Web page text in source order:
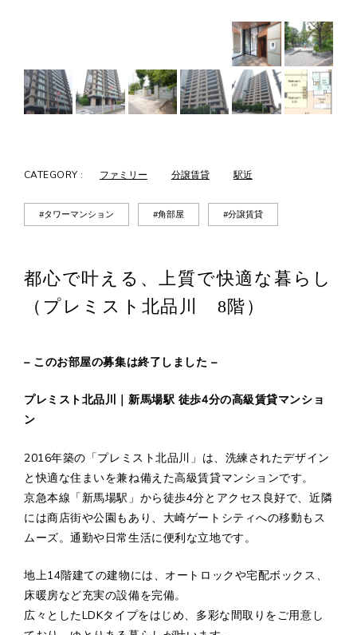
CATEGORY : ファミリー 分譲賃貸 駅近
#タワーマンション #角部屋 #分譲賃貸
都心で叶える、上質で快適な暮らし
（プレミスト北品川 8階）
– このお部屋の募集は終了しました –
プレミスト北品川｜新馬場駅 徒歩4分の高級賃貸マンショ
ン
2016年築の「プレミスト北品川」は、洗練されたデザイン
と快適な住まいを兼ね備えた高級賃貸マンションです。
京急本線「新馬場駅」から徒歩4分とアクセス良好で、近隣
には商店街や公園もあり、大崎ゲートシティへの移動もス
ムーズ。通勤や日常生活に便利な立地です。
地上14階建ての建物には、オートロックや宅配ボックス、
床暖房など充実の設備を完備。
広々としたLDKタイプをはじめ、多彩な間取りをご用意し